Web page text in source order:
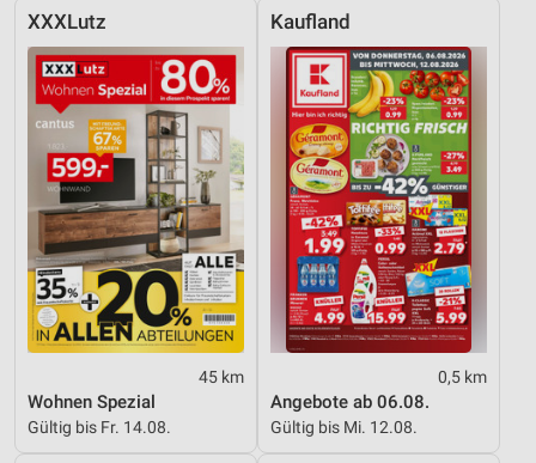
XXXLutz
45 km
Wohnen Spezial
Gültig bis Fr. 14.08.
Kaufland
0,5 km
Angebote ab 06.08.
Gültig bis Mi. 12.08.